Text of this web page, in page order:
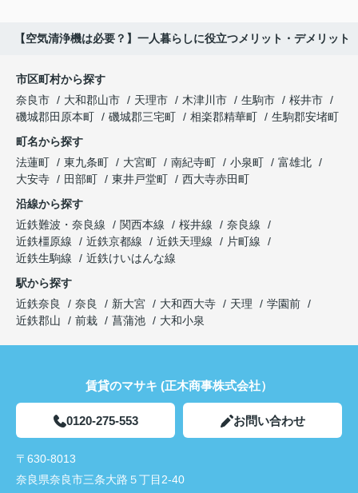
【空気清浄機は必要？】一人暮らしに役立つメリット・デメリット
市区町村から探す
奈良市
大和郡山市 天理市 木津川市 生駒市
桜井市
磯城郡田原本町
磯城郡三宅町 相楽郡精華町
生駒郡安堵町
町名から探す
法蓮町
東九条町 大宮町 南紀寺町 小泉町
富雄北
大安寺
田部町 東井戸堂町
西大寺赤田町
沿線から探す
近鉄難波・奈良線
関西本線 桜井線
奈良線
近鉄橿原線
近鉄京都線 近鉄天理線
片町線
近鉄生駒線
近鉄けいはんな線
駅から探す
近鉄奈良
奈良 新大宮 大和西大寺 天理
学園前
近鉄郡山
前栽 菖蒲池 大和小泉
賃貸のマサキ (正木商事株式会社）
0120-275-553 お問い合わせ
〒630-8013
奈良県奈良市三条大路５丁目2-40